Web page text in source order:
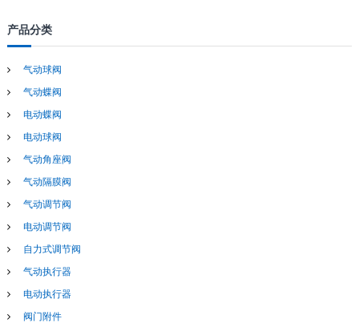
r
c
f
o
r
产品分类
气动球阀
气动蝶阀
电动蝶阀
电动球阀
气动角座阀
气动隔膜阀
气动调节阀
电动调节阀
自力式调节阀
气动执行器
电动执行器
阀门附件